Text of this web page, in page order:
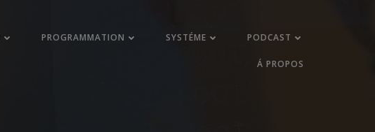
PROGRAMMATION SYSTÉME PODCAST
Á PROPOS